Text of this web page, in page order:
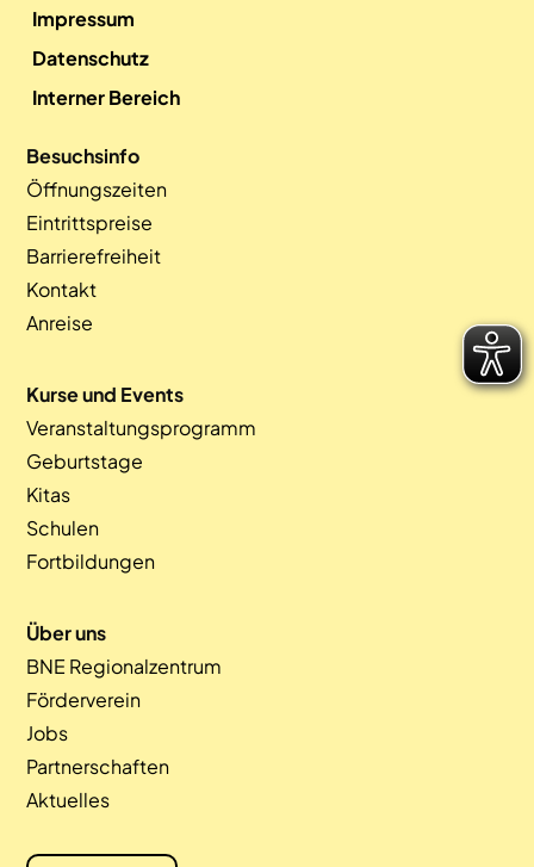
Impressum
Datenschutz
Interner Bereich
Besuchsinfo
Öffnungszeiten
Eintrittspreise
Barrierefreiheit
Kontakt
Anreise
Kurse und Events
Veranstaltungsprogramm
Geburtstage
Kitas
Schulen
Fortbildungen
Über uns
BNE Regionalzentrum
Förderverein
Jobs
Partnerschaften
Aktuelles